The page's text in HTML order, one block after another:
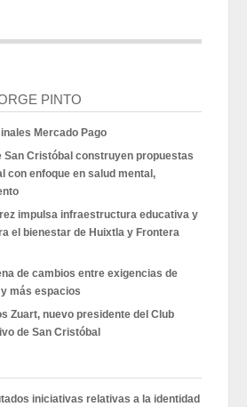
PINTO
Mercado Pago
San Cristóbal construyen propuestas
con enfoque en salud mental,
impulsa infraestructura educativa y
el bienestar de Huixtla y Frontera
de cambios entre exigencias de
más espacios
Zuart, nuevo presidente del Club
de San Cristóbal
iniciativas relativas a la identidad